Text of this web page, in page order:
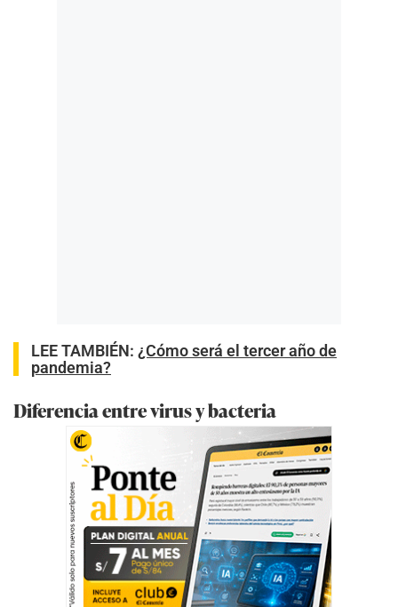
LEE TAMBIÉN: ¿Cómo será el tercer año de
pandemia?
Diferencia entre virus y bacteria